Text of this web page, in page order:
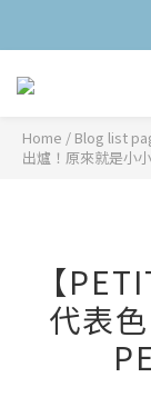
Home / Blog list
出爐！原來就是小
【
代表